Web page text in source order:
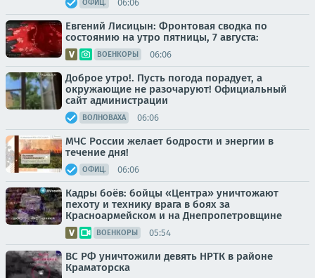
ОФИЦ. 06:06
Евгений Лисицын: Фронтовая сводка по
состоянию на утро пятницы, 7 августа:
ВОЕНКОРЫ 06:06
Доброе утро!. Пусть погода порадует, а
окружающие не разочаруют! Официальный
сайт администрации
ВОЛНОВАХА 06:06
МЧС России желает бодрости и энергии в
течение дня!
ОФИЦ. 06:06
Кадры боёв: бойцы «Центра» уничтожают
пехоту и технику врага в боях за
Красноармейском и на Днепропетровщине
ВОЕНКОРЫ 05:54
ВС РФ уничтожили девять НРТК в районе
Краматорска